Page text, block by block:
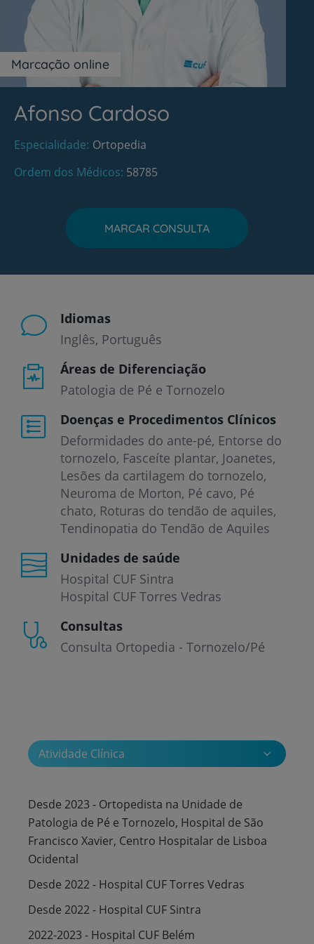
Marcação online
Afonso Cardoso
Especialidade Ortopedia
Ordem dos Médicos 58785
MARCAR CONSULTA
Idiomas
Inglês Português
Áreas de Diferenciação
Patologia de Pé e Tornozelo
Doenças e Procedimentos Clínicos
Deformidades do ante-pé Entorse do
tornozelo Fasceíte plantar Joanetes
Lesões da cartilagem do tornozelo
Neuroma de Morton Pé cavo Pé
chato Roturas do tendão de aquiles
Tendinopatia do Tendão de Aquiles
Unidades de saúde
Hospital CUF Sintra
Hospital CUF Torres Vedras
Consultas
Consulta Ortopedia - Tornozelo/Pé
Atividade Clínica
Desde 2023 - Ortopedista na Unidade de
Patologia de Pé e Tornozelo, Hospital de São
Francisco Xavier, Centro Hospitalar de Lisboa
Ocidental
Desde 2022 - Hospital CUF Torres Vedras
Desde 2022 - Hospital CUF Sintra
2022-2023 - Hospital CUF Belém